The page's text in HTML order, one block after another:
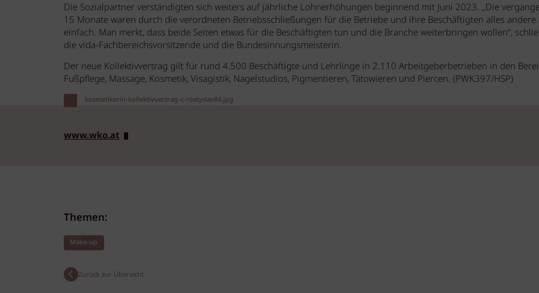
Die Sozialpartner verständigten sich weiters auf jährliche Lohnerhöhungen beginnend mit Juni 2023. „Die
15 Monate waren durch die verordneten Betriebsschließungen für die Betriebe und ihre Beschäftigten alles andere
einfach. Man merkt, dass beide Seiten etwas für die Beschäftigten tun und die Branche weiterbringen wollen“,
die vida-Fachbereichsvorsitzende und die Bundesinnungsmeisterin.
Der neue Kollektivvertrag gilt für rund 4.500 Beschäftigte und Lehrlinge in 2.110 Arbeitgeberbetrieben in den
Fußpflege, Massage, Kosmetik, Visagistik, Nagelstudios, Pigmentieren, Tätowieren und Piercen. (PWK397/HSP)
kosmetikerin-kollektivvertrag-c-rostyslav84.jpg
www.wko.at
Themen:
Make-up
Zurück zur Übersicht